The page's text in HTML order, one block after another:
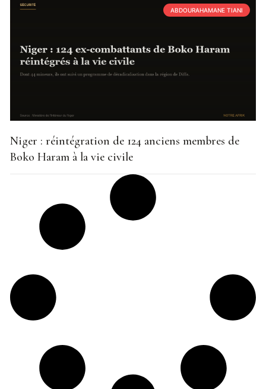
ABDOURAHAMANE TIANI
Niger : réintégration de 124 anciens membres de
Boko Haram à la vie civile